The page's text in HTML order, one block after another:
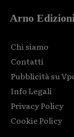
Arno
Chi siamo
Contatti
Pubblicità su
Info Legali
Privacy Policy
Cookie Policy